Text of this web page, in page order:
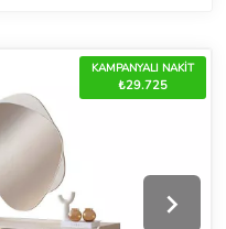
KAMPANYALI NAKİT
₺29.725